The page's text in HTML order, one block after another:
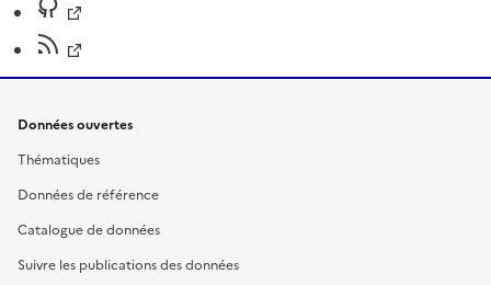
Données ouvertes
Thématiques
Données de référence
Catalogue de données
Suivre les publications des données